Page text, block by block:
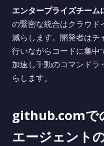
エンタープライズチーム
の緊密な統合はクラウド
減らします。開発者はチ
行いながらコードに集中
加速し手動のコマンド
らします。
github.comで
エージェント